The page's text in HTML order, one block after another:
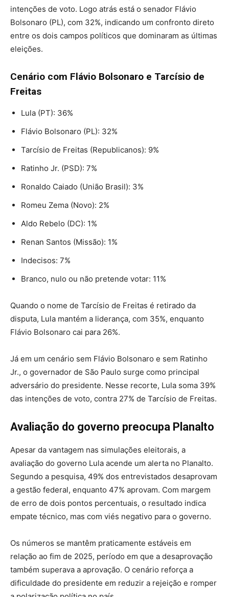
intenções de voto. Logo atrás está o senador Flávio
Bolsonaro (PL), com 32%, indicando um confronto direto
entre os dois campos políticos que dominaram as últimas
eleições.
Cenário com Flávio Bolsonaro e Tarcísio de
Freitas
Lula (PT): 36%
Flávio Bolsonaro (PL): 32%
Tarcísio de Freitas (Republicanos): 9%
Ratinho Jr. (PSD): 7%
Ronaldo Caiado (União Brasil): 3%
Romeu Zema (Novo): 2%
Aldo Rebelo (DC): 1%
Renan Santos (Missão): 1%
Indecisos: 7%
Branco, nulo ou não pretende votar: 11%
Quando o nome de Tarcísio de Freitas é retirado da
disputa, Lula mantém a liderança, com 35%, enquanto
Flávio Bolsonaro cai para 26%.
Já em um cenário sem Flávio Bolsonaro e sem Ratinho
Jr., o governador de São Paulo surge como principal
adversário do presidente. Nesse recorte, Lula soma 39%
das intenções de voto, contra 27% de Tarcísio de Freitas.
Avaliação do governo preocupa Planalto
Apesar da vantagem nas simulações eleitorais, a
avaliação do governo Lula acende um alerta no Planalto.
Segundo a pesquisa, 49% dos entrevistados desaprovam
a gestão federal, enquanto 47% aprovam. Com margem
de erro de dois pontos percentuais, o resultado indica
empate técnico, mas com viés negativo para o governo.
Os números se mantêm praticamente estáveis em
relação ao fim de 2025, período em que a desaprovação
também superava a aprovação. O cenário reforça a
dificuldade do presidente em reduzir a rejeição e romper